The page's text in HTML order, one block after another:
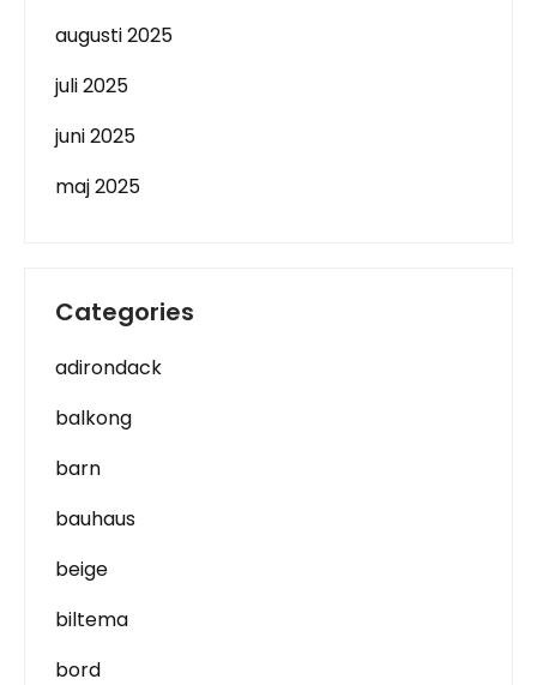
augusti 2025
juli 2025
juni 2025
maj 2025
Categories
adirondack
balkong
barn
bauhaus
beige
biltema
bord